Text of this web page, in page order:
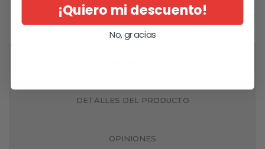
DETALLES DEL PRODUCTO
OPINIONES
¡Quiero mi descuento!
No, gracias